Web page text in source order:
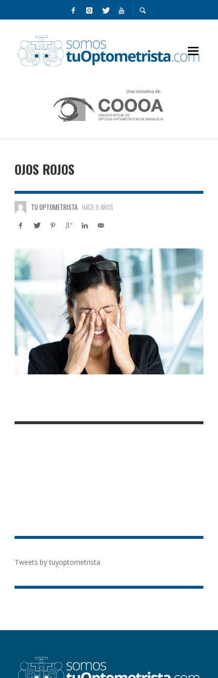
OJOS ROJOS
TU OPTOMETRISTA HACE 9 AÑOS
Tweets by tuyoptometrista